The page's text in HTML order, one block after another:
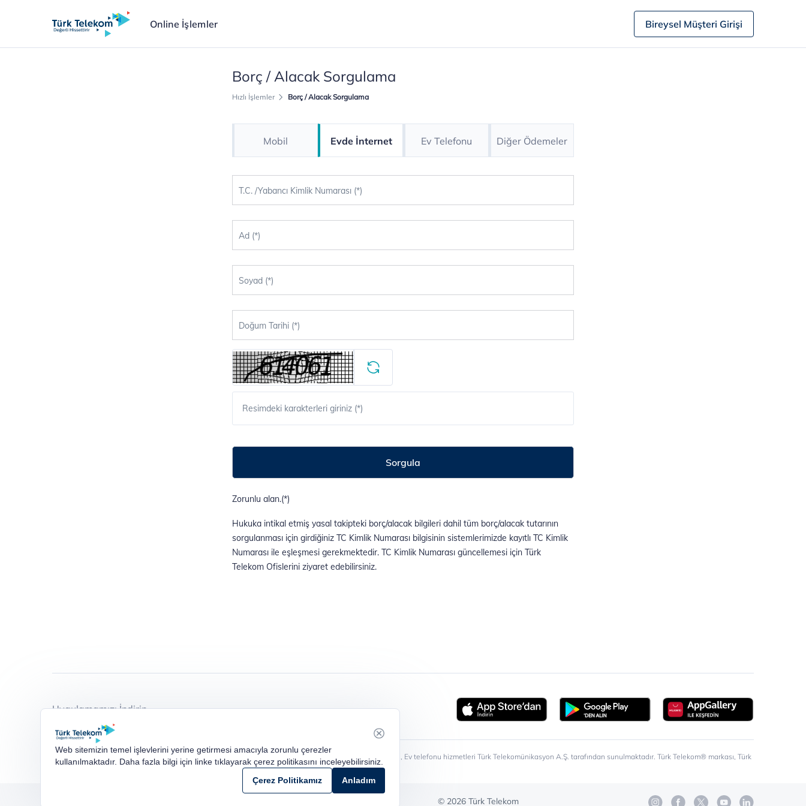
Online İşlemler Bireysel Müşteri Girişi
Borç / Alacak Sorgulama
Hızlı İşlemler Borç / Alacak Sorgulama
Mobil Evde İnternet Ev Telefonu Diğer Ödemeler
Uygulamamızı İndirin
Evde internet hizmetleri TTNET A.Ş. tarafından, Mobil hizmetler TT Mobil İletişim Hizmetleri A.Ş. tarafından, Ev telefonu hizmetleri Türk Telekomünikasyon A.Ş. tarafından sunulmaktadır. Türk Telekom® markası, Türk
Telekom Grubu şirketleri ortak markasıdır. Her bir Şirket tüzel kişiliği korunmaktadır.
© 2026 Türk Telekom
Web sitemizin temel işlevlerini yerine getirmesi amacıyla zorunlu çerezler
kullanılmaktadır. Daha fazla bilgi için linke tıklayarak çerez politikasını inceleyebilirsiniz.
Çerez Politikamız
Anladım